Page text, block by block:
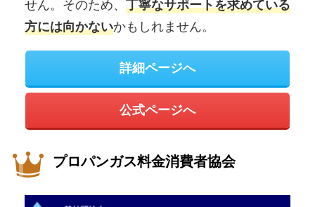
丁寧なサポートを求めている
方には向かないかもしれません。
詳細ページへ
公式ページへ
プロパンガス料金消費者協会